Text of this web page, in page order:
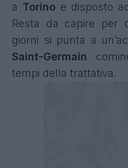
a Torino e disposto
Resta da capire per
giorni si punta a
Saint-Germain
tempi della trattativa.